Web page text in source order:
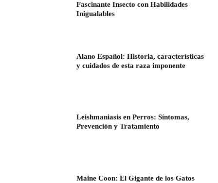
Fascinante Insecto con Habilidades
Inigualables
Alano Español: Historia, características
y cuidados de esta raza imponente
Leishmaniasis en Perros: Síntomas,
Prevención y Tratamiento
Maine Coon: El Gigante de los Gatos